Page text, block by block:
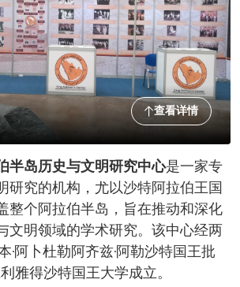
查看详情
半岛历史与文明研究中心是一家专
研究的机构，尤以沙特阿拉伯王国
整个阿拉伯半岛，旨在推动和深化
文明领域的学术研究。该中心经两
·阿卜杜勒阿齐兹·阿勒沙特国王批
雅得沙特国王大学成立。